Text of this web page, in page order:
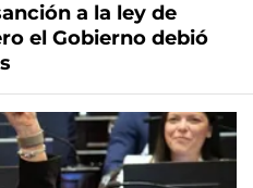
a la ley de
el Gobierno debió